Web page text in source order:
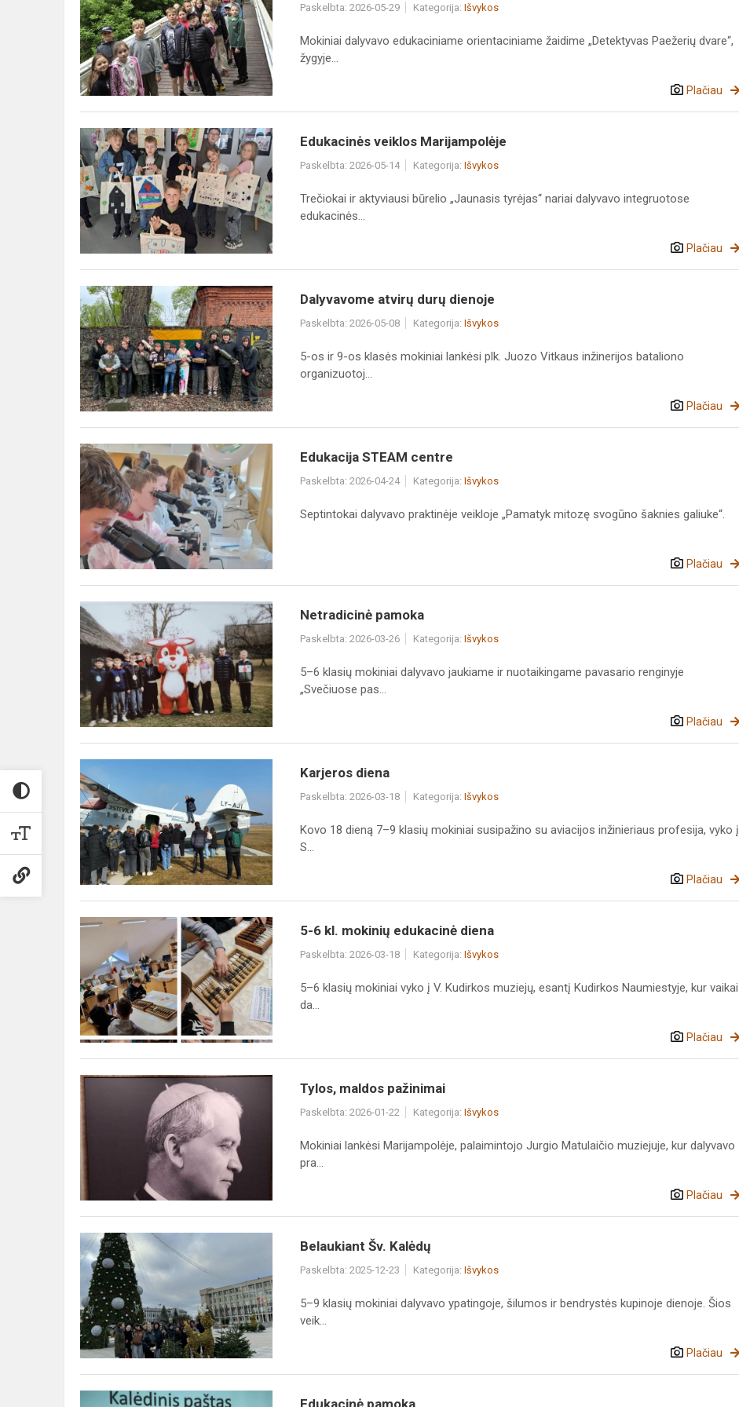
Paskelbta: 2026-05-29 Kategorija: Išvykos
Mokiniai dalyvavo edukaciniame orientaciniame žaidime „Detektyvas Paežerių dvare“,
žygyje...
Plačiau
Edukacinės
veiklos
Marijampolėje
Edukacinės veiklos Marijampolėje
Paskelbta: 2026-05-14 Kategorija: Išvykos
Trečiokai ir aktyviausi būrelio „Jaunasis tyrėjas“ nariai dalyvavo integruotose
edukacinės...
Plačiau
Dalyvavome
atvirų
durų
dienoje
Dalyvavome atvirų durų dienoje
Paskelbta: 2026-05-08 Kategorija: Išvykos
5-os ir 9-os klasės mokiniai lankėsi plk. Juozo Vitkaus inžinerijos bataliono
organizuotoj...
Plačiau
Edukacija
STEAM
centre
Edukacija STEAM centre
Paskelbta: 2026-04-24 Kategorija: Išvykos
Septintokai dalyvavo praktinėje veikloje „Pamatyk mitozę svogūno šaknies galiuke“.
Plačiau
Netradicinė
pamoka
Netradicinė pamoka
Paskelbta: 2026-03-26 Kategorija: Išvykos
5–6 klasių mokiniai dalyvavo jaukiame ir nuotaikingame pavasario renginyje
„Svečiuose pas...
Plačiau
Karjeros
diena
Karjeros diena
Paskelbta: 2026-03-18 Kategorija: Išvykos
Kovo 18 dieną 7–9 klasių mokiniai susipažino su aviacijos inžinieriaus profesija, vyko į
S...
Plačiau
5-
kl.
mokinių
edukacinė
diena
5-6 kl. mokinių edukacinė diena
Paskelbta: 2026-03-18 Kategorija: Išvykos
5–6 klasių mokiniai vyko į V. Kudirkos muziejų, esantį Kudirkos Naumiestyje, kur vaikai
da...
Plačiau
Tylos,
pažinimai
Tylos, maldos pažinimai
Paskelbta: 2026-01-22 Kategorija: Išvykos
Mokiniai lankėsi Marijampolėje, palaimintojo Jurgio Matulaičio muziejuje, kur dalyvavo
pra...
Plačiau
Belaukiant
Šv.
Kalėdų
Belaukiant Šv. Kalėdų
Paskelbta: 2025-12-23 Kategorija: Išvykos
5–9 klasių mokiniai dalyvavo ypatingoje, šilumos ir bendrystės kupinoje dienoje. Šios
veik...
Plačiau
Edukacinė